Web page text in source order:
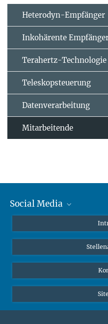
Heterodyn-Empfänger
Inkohärente
Terahertz-Technologie
Teleskopsteuerung
Datenverarbeitung
Mitarbeitende
Social Media
Instagram
LinkedIn